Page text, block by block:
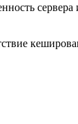
сервера